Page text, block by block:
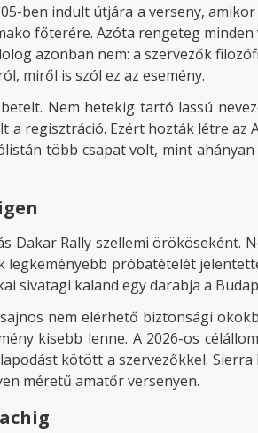
ben indult útjára a verseny,
főterére. Azóta rengeteg
azonban nem: a szervezők
miről is szól ez az esemény.
Nem hetekig tartó lassú
a regisztráció. Ezért hozták létre
több csapat volt, mint
Dakar Rally szellemi örököseként.
legkeményebb próbatételét
sivatagi kaland egy darabja a
nem elérhető biztonsági
kisebb lenne. A 2026-os
kötött a szervezőkkel.
méretű amatőr versenyen.